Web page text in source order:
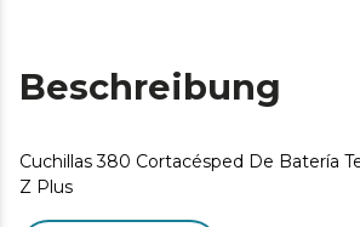
Beschreibung
Cuchillas 380 Cortacésped De Batería
Z Plus